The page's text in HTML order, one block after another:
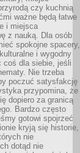
czy kuchnią
ważne będą łatwe
i miejsca
z nauką. Dla osób
spokojne spacery,
i wygodny
coś dla siebie, jeśli
Nie trzeba
poczuć satysfakcję
przypomina, że
dopiero za granicą
Bardzo często
gotowi spojrzeć
kryją się historie,
nie
dotąd nie